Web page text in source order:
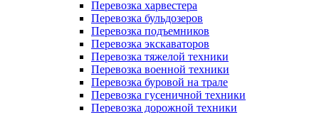
Перевозка харвестера
Перевозка бульдозеров
Перевозка подъемников
Перевозка экскаваторов
Перевозка тяжелой техники
Перевозка военной техники
Перевозка буровой на трале
Перевозка гусеничной техники
Перевозка дорожной техники